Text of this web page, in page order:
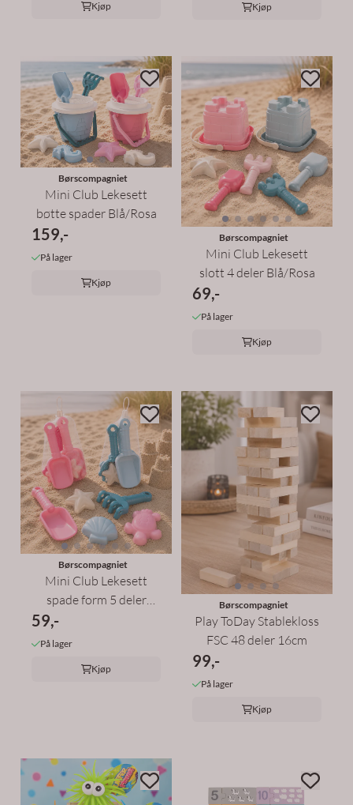
Kjøp Kjøp
Børscompagniet
Mini Club Lekesett
bøtte spader Blå/Rosa
159,-
På lager
Kjøp
Børscompagniet
Mini Club Lekesett
slott 4 deler Blå/Rosa
69,-
På lager
Kjøp
Børscompagniet
Mini Club Lekesett
spade form 5 deler
59,-
På lager
Kjøp
Børscompagniet
Play ToDay Stablekloss
FSC 48 deler 16cm
99,-
På lager
Kjøp